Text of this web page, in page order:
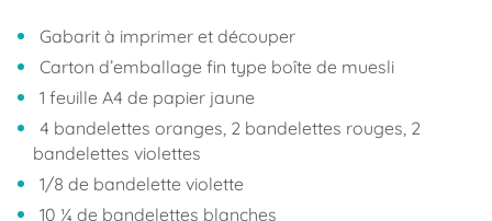
Gabarit à imprimer et découper
Carton d’emballage fin type boîte de muesli
1 feuille A4 de papier jaune
4 bandelettes oranges, 2 bandelettes rouges, 2
bandelettes violettes
1/8 de bandelette violette
10 ¼ de bandelettes blanches